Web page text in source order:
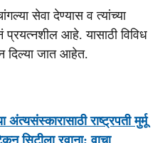
सेवा देण्यास व त्यांच्या
प्रयत्नशील आहे. यासाठी विविध
दिल्या जात आहेत.
राष्ट्रपती मुर्मू
सिटीला रवाना; वाचा